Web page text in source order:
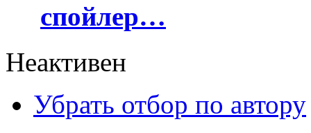
спойлер…
Неактивен
Убрать отбор по автору